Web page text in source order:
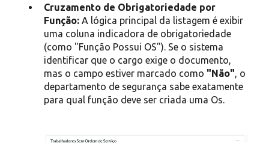
Cruzamento de Obrigatoriedade por
Função: A lógica principal da listagem é exibir
uma coluna indicadora de obrigatoriedade
(como "Função Possui OS"). Se o sistema
identificar que o cargo exige o documento,
mas o campo estiver marcado como "Não", o
departamento de segurança sabe exatamente
para qual função deve ser criada uma Os.